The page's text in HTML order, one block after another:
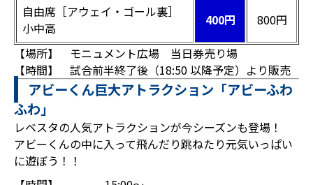
自由席［アウェイ・ゴール裏］
小中高
400円
800円
【場所】 モニュメント広場 当日券売り場
【時間】 試合前半終了後（18:50 以降予定）より販売
アビーくん巨大アトラクション「アビーふわ
ふわ」
レベスタの人気アトラクションが今シーズンも登場！
アビーくんの中に入って飛んだり跳ねたり元気いっぱい
に遊ぼう！！